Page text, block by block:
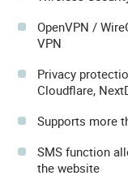
OpenVPN /
VPN
Privacy
Cloudflare,
Supports more
SMS function
the website